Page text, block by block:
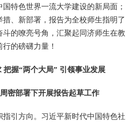
特色世界一流大学建设的新局面；
、新部署，报告为全校师生指明了
的嘹亮号角，汇聚起同济师生在教
的磅礴力量！
把握“两个大局” 引领事业发展
密部署下开展报告起草工作
指引方向。习近平新时代中国特色社